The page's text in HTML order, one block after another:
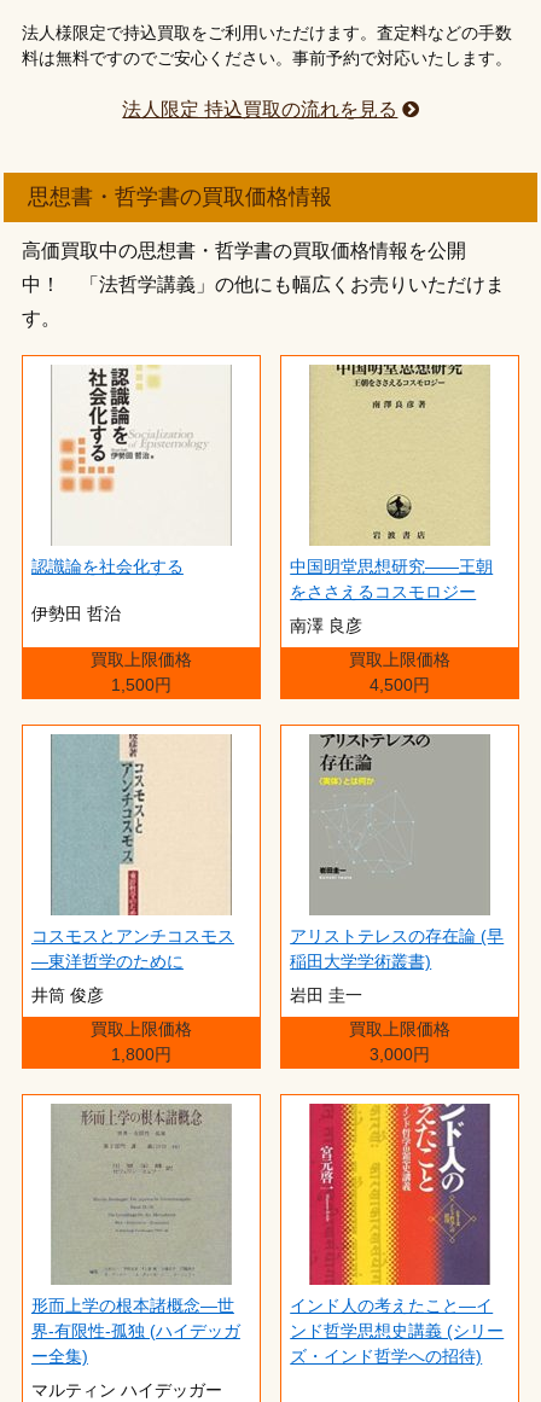
法人様限定で持込買取をご利用いただけます。査定料などの手数
料は無料ですのでご安心ください。事前予約で対応いたします。
法人限定 持込買取の流れを見る
思想書・哲学書の買取価格情報
高価買取中の思想書・哲学書の買取価格情報を公開
中！ 「法哲学講義」の他にも幅広くお売りいただけま
す。
認識論を社会化する
伊勢田 哲治
買取上限価格
1,500円
中国明堂思想研究――王朝
をささえるコスモロジー
南澤 良彦
買取上限価格
4,500円
コスモスとアンチコスモス
―東洋哲学のために
井筒 俊彦
買取上限価格
1,800円
アリストテレスの存在論 (早
稲田大学学術叢書)
岩田 圭一
買取上限価格
3,000円
形而上学の根本諸概念―世
界‐有限性‐孤独 (ハイデッガ
ー全集)
マルティン ハイデッガー
インド人の考えたこと―イ
ンド哲学思想史講義 (シリー
ズ・インド哲学への招待)